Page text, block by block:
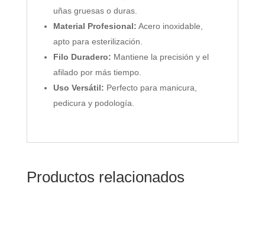
uñas gruesas o duras.
Material Profesional: Acero inoxidable,
apto para esterilización.
Filo Duradero: Mantiene la precisión y el
afilado por más tiempo.
Uso Versátil: Perfecto para manicura,
pedicura y podología.
Productos relacionados